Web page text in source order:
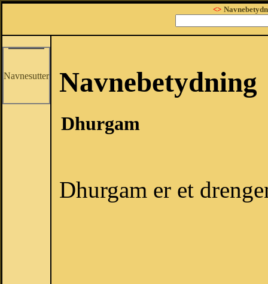
<>
Navnesutter Navnebetydning
Dhurgam
Dhurgam er et